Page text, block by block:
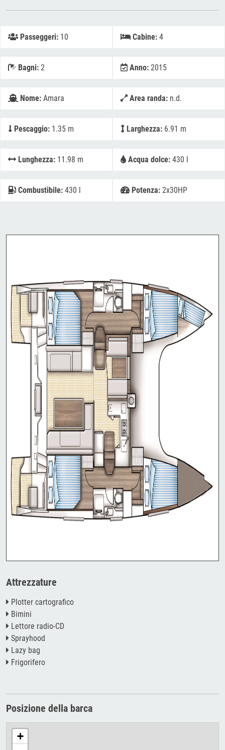
Passeggeri: 10 Cabine: 4
Bagni: 2 Anno: 2015
Nome: Amara Area randa: n.d.
Pescaggio: 1.35 m Larghezza: 6.91 m
Lunghezza: 11.98 m Acqua dolce: 430 l
Combustibile: 430 l Potenza: 2x30HP
Attrezzature
Plotter cartografico
Bimini
Lettore radio-CD
Sprayhood
Lazy bag
Frigorifero
Posizione della barca
+